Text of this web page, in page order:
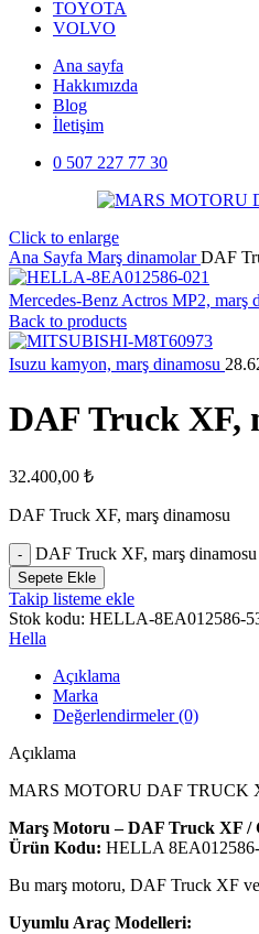
TOYOTA
VOLVO
Ana sayfa
Hakkımızda
Blog
İletişim
0 507 227 77 30
Click to enlarge
Ana Sayfa Marş dinamolarDAF
Mercedes-Benz Actros MP2, marş
Back to products
Isuzu kamyon, marş dinamosu
DAF Truck XF,
32.400,00 ₺
DAF Truck XF, marş dinamosu
DAF Truck XF, marş dinamosu
Sepete Ekle
Takip listeme ekle
Stok kodu: HELLA-8EA012586-
Hella
Açıklama
Marka
Değerlendirmeler (0)
Açıklama
MARS MOTORU DAF TRUCK
Marş Motoru – DAF Truck XF /
Ürün Kodu: HELLA 8EA012586-
Bu marş motoru, DAF Truck XF ve
Uyumlu Araç Modelleri: